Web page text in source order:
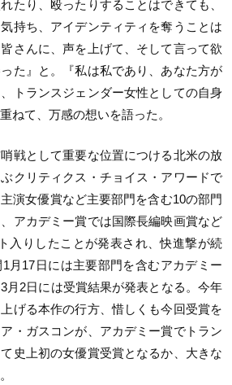
たり、殴ったりすることはできても、
持ち、アイデンティティを奪うことは
さんに、声を上げて、そして言って欲
た』と。『私は私であり、あなた方が
トランスジェンダー女性としての自身
ねて、万感の想いを語った。
戦として重要な位置につける北米の放
クリティクス・チョイス・アワードで
演女優賞など主要部門を含む10の部門
アカデミー賞では国際長編映画賞など
入りしたことが発表され、快進撃が続
月17日には主要部門を含むアカデミー
月2日には受賞結果が発表となる。今年
げる本作の行方、惜しくも今回受賞を
・ガスコンが、アカデミー賞でトラン
史上初の女優賞受賞となるか、大きな